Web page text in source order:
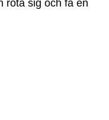
rota sig och få en